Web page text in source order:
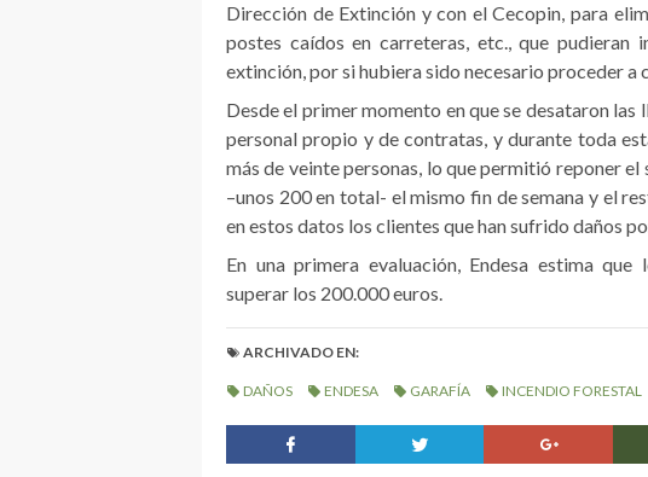
Dirección de Extinción y con el Cecopin, para
postes caídos en carreteras, etc., que
extinción, por si hubiera sido necesario proceder a
Desde el primer momento en que se desataron las
personal propio y de contratas, y durante toda
más de veinte personas, lo que permitió reponer
–unos 200 en total- el mismo fin de semana y el
en estos datos los clientes que han sufrido daños
En una primera evaluación, Endesa estima
superar los 200.000 euros.
ARCHIVADO EN:
DAÑOS ENDESA GARAFÍA INCENDIO FORESTAL